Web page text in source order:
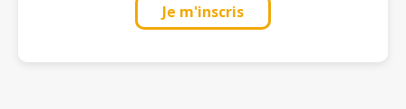
Je m'inscris